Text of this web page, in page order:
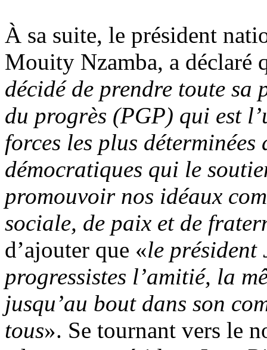
À sa suite, le président
Mouity Nzamba, a déclaré
décidé de prendre toute
du progrès (PGP) qui est
forces les plus
démocratiques qui le
promouvoir nos idéaux
sociale, de paix et de
d’ajouter que «le président
progressistes l’amitié, la
jusqu’au bout dans son
tous». Se tournant vers le